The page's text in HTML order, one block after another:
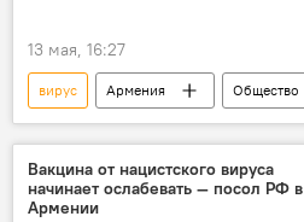
13 мая, 16:27
вирус Армения
Общество
Новости Армения
Вакцина от нацистского вируса
начинает ослабевать — посол РФ в
Армении